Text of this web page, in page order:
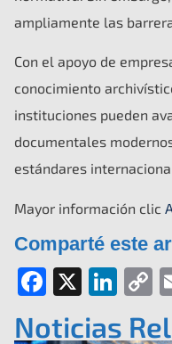
ampliamente las
Con el apoyo de
conocimiento
instituciones pueden
documentales
estándares
Mayor información clic
Comparté este
Facebook
X
Noticias